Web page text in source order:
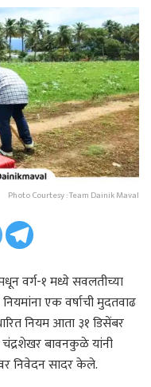
Photo Courtesy : Team Dainik Maval
वर्ग-१ मध्ये सवलतीच्या
एक वर्षाची मुदतवाढ
नियम आता ३१ डिसेंबर
चंद्रशेखर बावनकुळे यांनी
निवेदन सादर केले.